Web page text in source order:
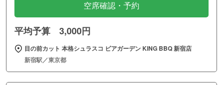
空席確認・予約
平均予算 3,000円
目の前カット 本格シュラスコ ビアガーデン KING BBQ 新宿店
新宿駅／東京都